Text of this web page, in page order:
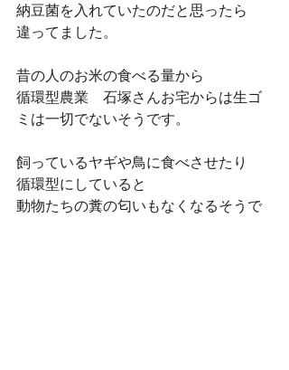
納豆菌を入れていたのだと思ったら
違ってました。
昔の人のお米の食べる量から
循環型農業　石塚さんお宅からは生ゴ
ミは一切でないそうです。
飼っているヤギや鳥に食べさせたり
循環型にしていると
動物たちの糞の匂いもなくなるそうで